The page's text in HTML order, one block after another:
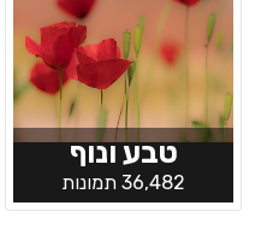
טבע ונוף
36,482 תמונות